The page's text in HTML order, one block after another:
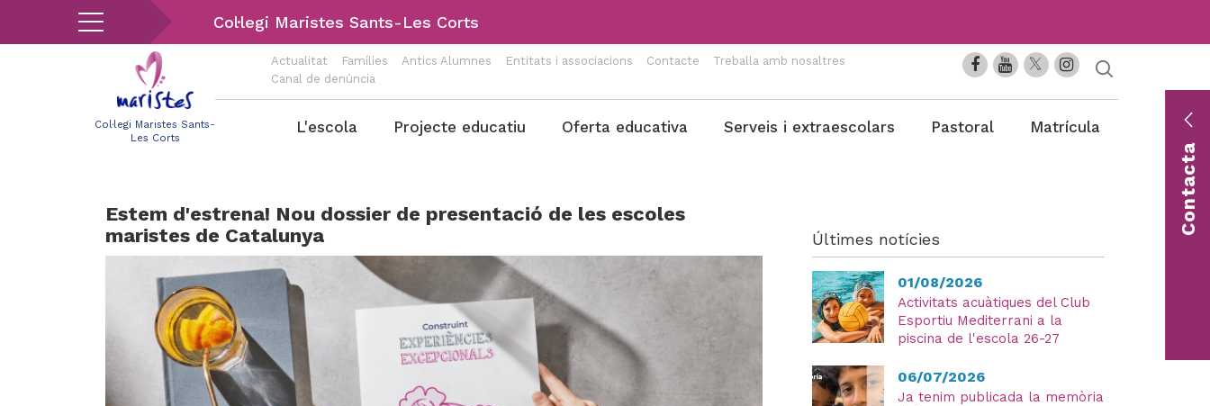
Col·legi Maristes Sants-Les Corts
Col·legi Maristes Sants-
Les Corts
Actualitat Famílies Antics Alumnes Entitats i associacions Contacte
Treballa amb nosaltres
Canal de denúncia
Menu
L'escola Projecte educatiu Oferta educativa Serveis i extraescolars Pastoral Matrícula
Estem d'estrena! Nou dossier de presentació de les escoles
maristes de Catalunya
Últimes notícies
01/08/2026
Activitats acuàtiques del Club
Esportiu Mediterrani a la
piscina de l'escola 26-27
06/07/2026
Ja tenim publicada la memòria
Contacta